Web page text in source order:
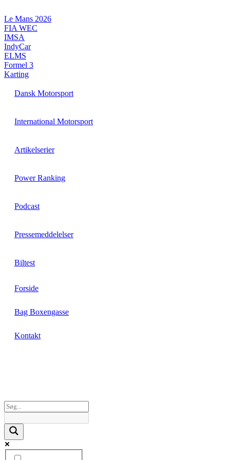
til
indhold
Le Mans 2026
FIA WEC
IMSA
IndyCar
ELMS
Formel 3
Karting
Dansk Motorsport
International Motorsport
Artikelserier
Power Ranking
Podcast
Pressemeddelelser
Biltest
Forside
Bag Boxengasse
Kontakt